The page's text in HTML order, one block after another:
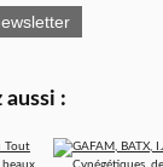
aussi :